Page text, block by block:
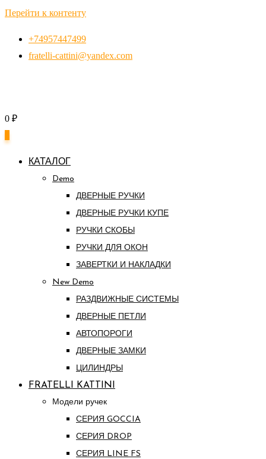
Перейти к контенту
+74957447499
fratelli-cattini@yandex.com
0 ₽
КАТАЛОГ
Demo
ДВЕРНЫЕ РУЧКИ
ДВЕРНЫЕ РУЧКИ КУПЕ
РУЧКИ СКОБЫ
РУЧКИ ДЛЯ ОКОН
ЗАВЕРТКИ И НАКЛАДКИ
New Demo
РАЗДВИЖНЫЕ СИСТЕМЫ
ДВЕРНЫЕ ПЕТЛИ
АВТОПОРОГИ
ДВЕРНЫЕ ЗАМКИ
ЦИЛИНДРЫ
FRATELLI KATTINI
Модели ручек
СЕРИЯ GOCCIA
СЕРИЯ DROP
СЕРИЯ LINE FS